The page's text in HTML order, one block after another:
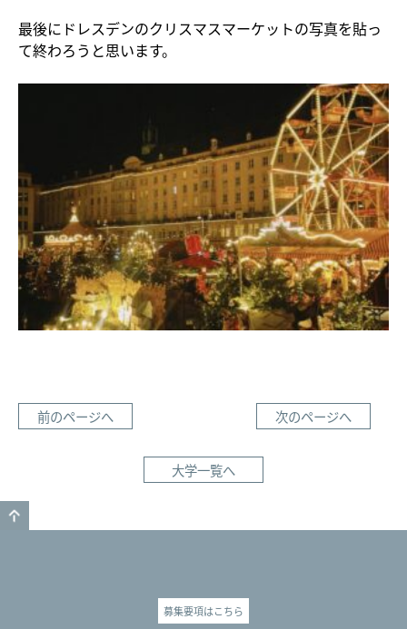
最後にドレスデンのクリスマスマーケットの写真を貼っ
て終わろうと思います。
前のページへ 次のページへ
大学一覧へ
募集要項はこちら